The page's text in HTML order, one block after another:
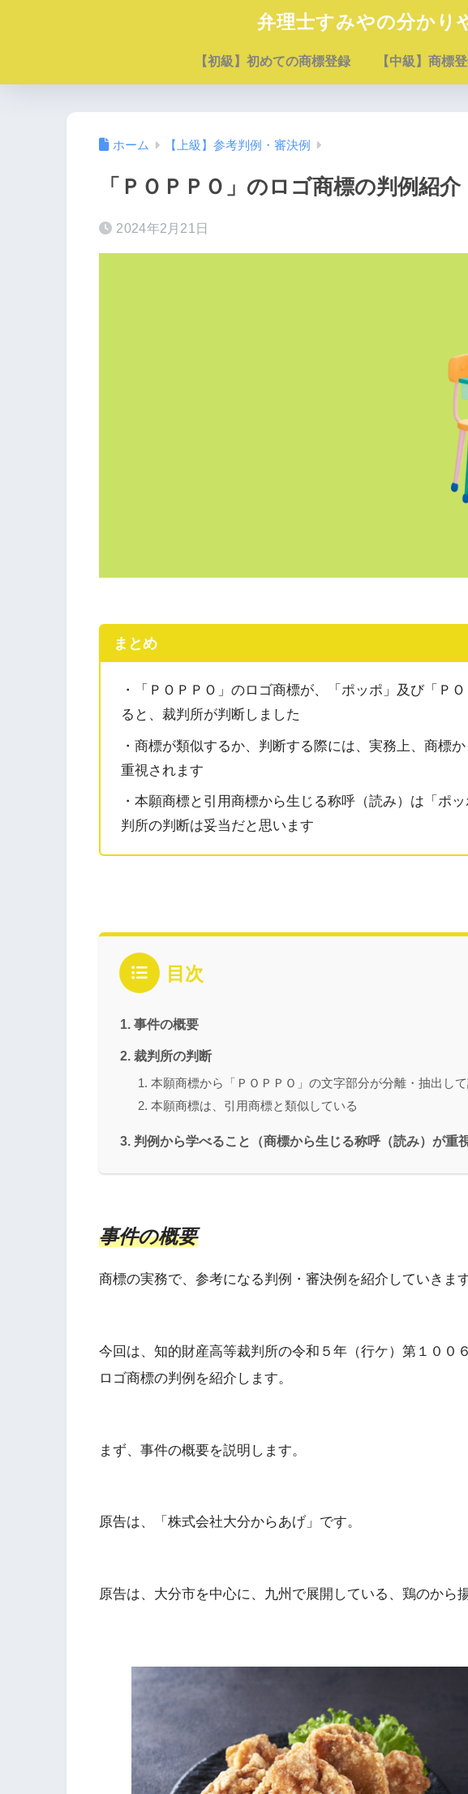
弁理士すみやの分かり
【初級】初めての商標登録 【中級】商標
ホーム 【上級】参考判例・審決例
「ＰＯＰＰＯ」のロゴ商標の判例紹介
2024年2月21日
まとめ
・「ＰＯＰＰＯ」のロゴ商標が、「ポッポ」及び「Ｐ
ると、裁判所が判断しました
・商標が類似するか、判断する際には、実務上、商標
重視されます
・本願商標と引用商標から生じる称呼（読み）は「ポ
判所の判断は妥当だと思います
目次
事件の概要
裁判所の判断
本願商標から「ＰＯＰＰＯ」の文字部分が分離・抽出して
本願商標は、引用商標と類似している
判例から学べること（商標から生じる称呼（読み）が重
事件の概要
商標の実務で、参考になる判例・審決例を紹介していきます
今回は、知的財産高等裁判所の令和５年（行ケ）第１００
ロゴ商標の判例を紹介します。
まず、事件の概要を説明します。
原告は、「株式会社大分からあげ」です。
原告は、大分市を中心に、九州で展開している、鶏のから